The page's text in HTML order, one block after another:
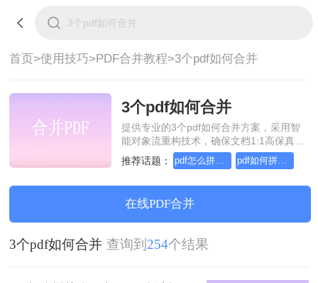
首页>使用技巧>PDF合并教程>3个pdf如何合并
3个pdf如何合并
提供专业的3个pdf如何合并方案，采用智
能对象流重构技术，确保文档1:1高保真还
原且排版不乱码。支持一键批量处理，全
链路 SSL 加密保障隐私安全。助您快速实
公。
推荐话题： pdf怎么拼接在一起 pdf如何拼接在一起
在线PDF合并
3个pdf如何合并 查询到254个结果